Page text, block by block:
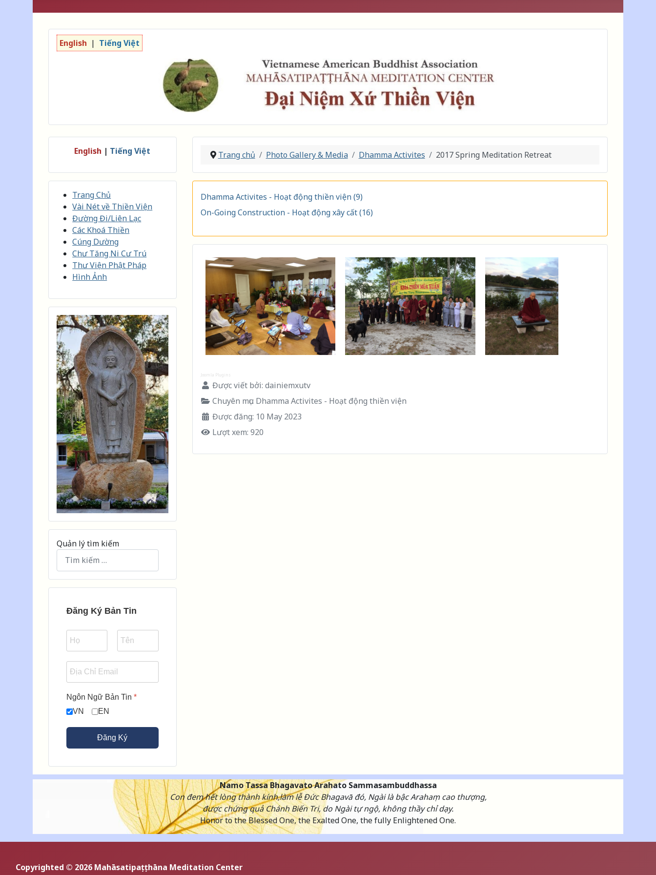
English | Tiếng Việt
English | Tiếng Việt
Trang Chủ
Vài Nét về Thiền Viện
Đường Đi/Liên Lạc
Các Khoá Thiền
Cúng Dường
Chư Tăng Ni Cư Trú
Thư Viện Phật Pháp
Hình Ảnh
Quản lý tìm kiếm
Type 2 or more characters for results.
Đăng Ký Bản Tin
Ngôn Ngữ Bản Tin*
VN
EN
Đăng Ký
Trang chủ Photo Gallery & Media Dhamma Activites 2017 Spring Meditation Retreat
Dhamma Activites - Hoạt động thiền viện (9)
On-Going Construction - Hoạt động xây cất (16)
Joomla Plugins
Được viết bởi: dainiemxutv
Chuyên mục: Dhamma Activites - Hoạt động thiền viện
Được đăng: 10 May 2023
Lượt xem: 920
Namo Tassa Bhagavato Arahato Sammasambuddhassa
Con đem hết lòng thành kính,làm lễ Đức Bhagavā đó, Ngài là bậc Arahaṃ cao thượng,
được chứng quả Chánh Biến Tri, do Ngài tự ngộ, không thầy chỉ dạy.
Honor to the Blessed One, the Exalted One, the fully Enlightened One.
Copyrighted © 2026 Mahāsatipaṭṭhāna Meditation Center